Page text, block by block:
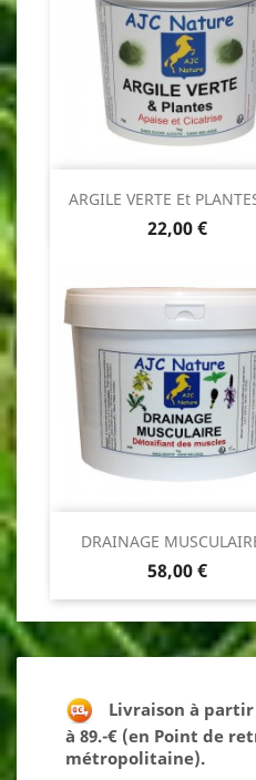
ARGILE VERTE Et
Prix
22,00 €
DRAINAGE
Prix
58,00 €
Livraison à partir
à 89.-€ (en Point de
métropolitaine).